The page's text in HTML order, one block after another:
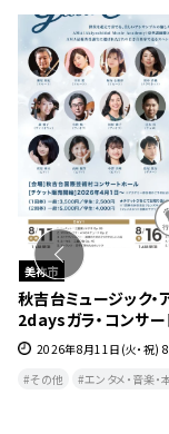
美祢市
秋吉台ミュージック・
2daysガラ・コンサー
2026年8月11日(火・祝) 8
その他
エンタメ・音楽・